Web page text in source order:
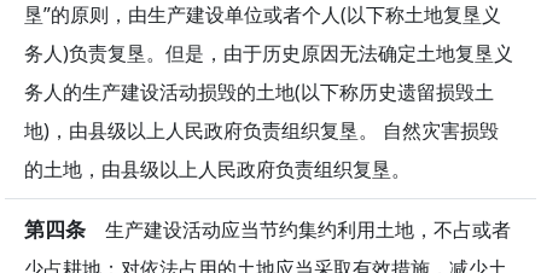
垦”的原则，由生产建设单位或者个人(以下称土地复垦义
务人)负责复垦。但是，由于历史原因无法确定土地复垦义
务人的生产建设活动损毁的土地(以下称历史遗留损毁土
地)，由县级以上人民政府负责组织复垦。 自然灾害损毁
的土地，由县级以上人民政府负责组织复垦。
第四条 生产建设活动应当节约集约利用土地，不占或者